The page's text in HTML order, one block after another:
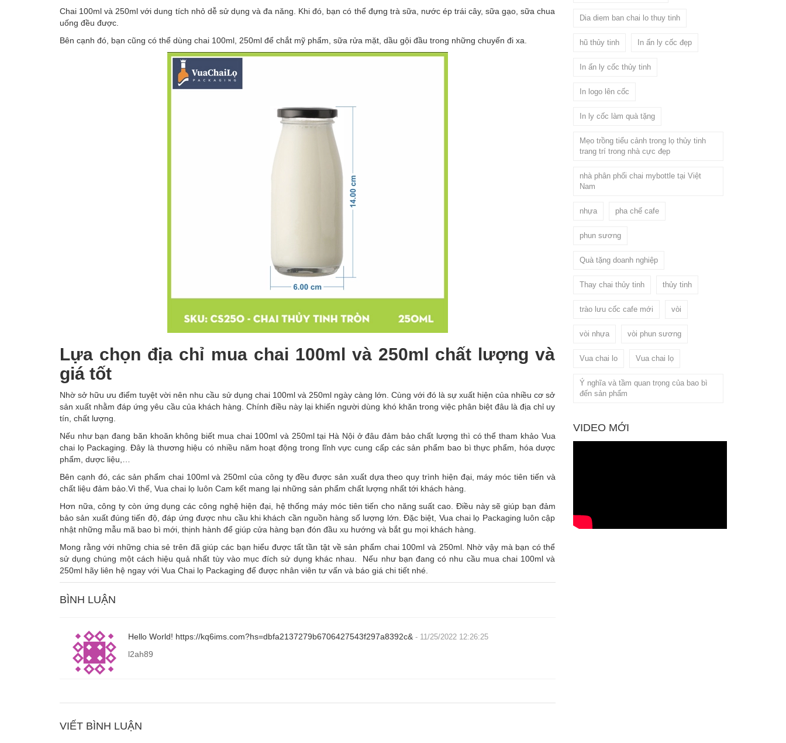
Chai 100ml và 250ml với dung tích nhỏ dễ sử dụng và đa năng. Khi đó, bạn có thể đựng trà sữa, nước ép trái cây, sữa gạo, sữa chua
uống đều được.
Bên cạnh đó, bạn cũng có thể dùng chai 100ml, 250ml để chắt mỹ phẩm, sữa rửa mặt, dầu gội đầu trong những chuyến đi xa.
Lựa chọn địa chỉ mua chai 100ml và 250ml chất lượng và
giá tốt
Nhờ sở hữu ưu điểm tuyệt vời nên nhu cầu sử dụng chai 100ml và 250ml ngày càng lớn. Cùng với đó là sự xuất hiện của nhiều cơ sở
sản xuất nhằm đáp ứng yêu cầu của khách hàng. Chính điều này lại khiến người dùng khó khăn trong việc phân biệt đâu là địa chỉ uy
tín, chất lượng.
Nếu như bạn đang băn khoăn không biết mua chai 100ml và 250ml tại Hà Nội ở đâu đảm bảo chất lượng thì có thể tham khảo Vua
chai lọ Packaging. Đây là thương hiệu có nhiều năm hoạt động trong lĩnh vực cung cấp các sản phẩm bao bì thực phẩm, hóa dược
phẩm, dược liệu,…
Bên cạnh đó, các sản phẩm chai 100ml và 250ml của công ty đều được sản xuất dựa theo quy trình hiện đại, máy móc tiên tiến và
chất liệu đảm bảo.Vì thế, Vua chai lọ luôn Cam kết mang lại những sản phẩm chất lượng nhất tới khách hàng.
Hơn nữa, công ty còn ứng dụng các công nghệ hiện đại, hệ thống máy móc tiên tiến cho năng suất cao. Điều này sẽ giúp bạn đảm
bảo sản xuất đúng tiến độ, đáp ứng được nhu cầu khi khách cần nguồn hàng số lượng lớn. Đặc biệt, Vua chai lọ Packaging luôn cập
nhật những mẫu mã bao bì mới, thịnh hành để giúp cửa hàng bạn đón đầu xu hướng và bắt gu mọi khách hàng.
Mong rằng với những chia sẻ trên đã giúp các bạn hiểu được tất tần tật về sản phẩm chai 100ml và 250ml. Nhờ vậy mà bạn có thể
sử dụng chúng một cách hiệu quả nhất tùy vào mục đích sử dụng khác nhau. Nếu như bạn đang có nhu cầu mua chai 100ml và
250ml hãy liên hệ ngay với Vua Chai lọ Packaging để được nhân viên tư vấn và báo giá chi tiết nhé.
BÌNH LUẬN
Hello World! https://kq6ims.com?hs=dbfa2137279b6706427543f297a8392c& - 11/25/2022 12:26:25
l2ah89
VIẾT BÌNH LUẬN
Dia diem ban chai lo thuy tinh
hũ thủy tinh In ấn ly cốc đẹp
In ấn ly cốc thủy tinh
In logo lên cốc
In ly cốc làm quà tặng
Mẹo trồng tiểu cảnh trong lọ thủy tinh
trang trí trong nhà cực đẹp
nhà phân phối chai mybottle tại Việt
Nam
nhựa pha chế cafe
phun sương
Quà tặng doanh nghiệp
Thay chai thủy tinh thủy tinh
trào lưu cốc cafe mới vòi
vòi nhựa vòi phun sương
Vua chai lo Vua chai lọ
Ý nghĩa và tầm quan trọng của bao bì
đến sản phẩm
VIDEO MỚI